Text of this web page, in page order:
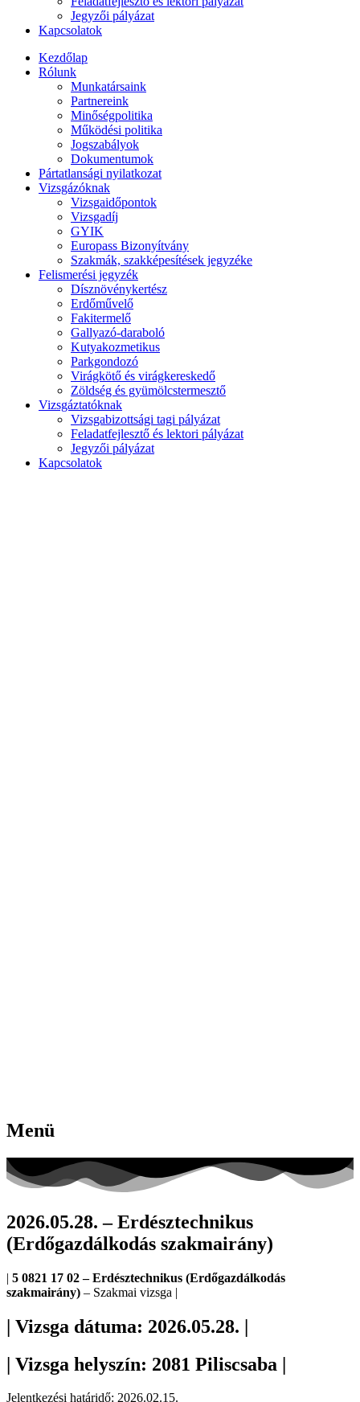
Jegyzői pályázat
Kapcsolatok
Kezdőlap
Rólunk
Munkatársaink
Partnereink
Minőségpolitika
Működési politika
Jogszabályok
Dokumentumok
Pártatlansági nyilatkozat
Vizsgázóknak
Vizsgaidőpontok
Vizsgadíj
GYIK
Europass Bizonyítvány
Szakmák, szakképesítések jegyzéke
Felismerési jegyzék
Dísznövénykertész
Erdőművelő
Fakitermelő
Gallyazó-daraboló
Kutyakozmetikus
Parkgondozó
Virágkötő és virágkereskedő
Zöldség és gyümölcstermesztő
Vizsgáztatóknak
Vizsgabizottsági tagi pályázat
Feladatfejlesztő és lektori pályázat
Jegyzői pályázat
Kapcsolatok
Menü
2026.05.28. – Erdésztechnikus
(Erdőgazdálkodás szakmairány)
| 5 0821 17 02 – Erdésztechnikus (Erdőgazdálkodás
szakmairány) – Szakmai vizsga |
| Vizsga dátuma: 2026.05.28. |
| Vizsga helyszín: 2081 Piliscsaba |
Jelentkezési határidő: 2026.02.15.